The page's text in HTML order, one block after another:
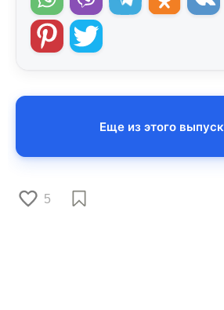
Еще из этого
5